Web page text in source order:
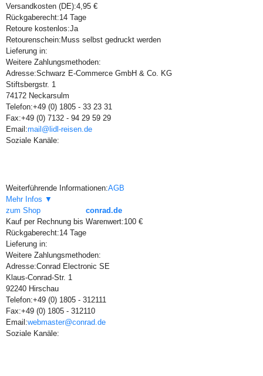
Versandkosten (DE):4,95 €
Rückgaberecht:14 Tage
Retoure kostenlos:Ja
Retourenschein: Muss selbst gedruckt werden
Lieferung in:
Weitere Zahlungsmethoden:
Adresse:Schwarz E-Commerce GmbH & Co. KG
Stiftsbergstr. 1
74172 Neckarsulm
Telefon:+49 (0) 1805 - 33 23 31
Fax:+49 (0) 7132 - 94 29 59 29
Email:mail@lidl-reisen.de
Soziale Kanäle:
Weiterführende Informationen:AGB
Mehr Infos ▼
zum Shop
conrad.de
Kauf per Rechnung bis Warenwert:100 €
Rückgaberecht:14 Tage
Lieferung in:
Weitere Zahlungsmethoden:
Adresse:Conrad Electronic SE
Klaus-Conrad-Str. 1
92240 Hirschau
Telefon:+49 (0) 1805 - 312111
Fax:+49 (0) 1805 - 312110
Email:webmaster@conrad.de
Soziale Kanäle: